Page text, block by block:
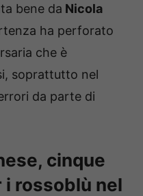
bene da Nicola
ha perforato
che è
soprattutto nel
da parte di
cinque
rossoblù nel